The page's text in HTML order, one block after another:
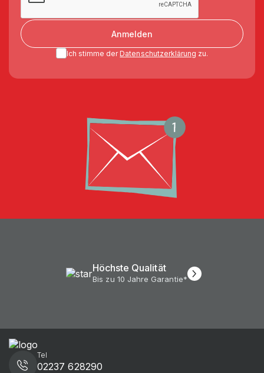
Anmelden
Ich stimme der Datenschutzerklärung zu.
Höchste Qualität
Bis zu 10 Jahre Garantie*
Tel
02237 628290